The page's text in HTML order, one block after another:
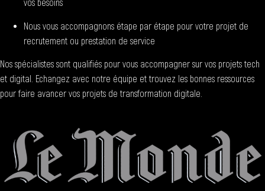
vos besoins
Nous vous accompagnons étape par étape pour votre projet de
recrutement ou prestation de service
Nos spécialistes sont qualifiés pour vous accompagner sur vos projets tech
et digital. Echangez avec notre équipe et trouvez les bonnes ressources
pour faire avancer vos projets de transformation digitale.